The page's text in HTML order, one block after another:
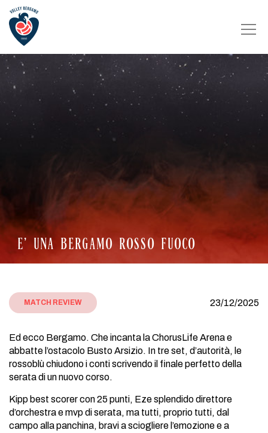
E’ UNA BERGAMO ROSSO FUOCO
MATCH REVIEW 23/12/2025
Ed ecco Bergamo. Che incanta la ChorusLife Arena e
abbatte l’ostacolo Busto Arsizio. In tre set, d’autorità, le
rossoblù chiudono i conti scrivendo il finale perfetto della
serata di un nuovo corso.
Kipp best scorer con 25 punti, Eze splendido direttore
d’orchestra e mvp di serata, ma tutti, proprio tutti, dal
campo alla panchina, bravi a sciogliere l’emozione e a